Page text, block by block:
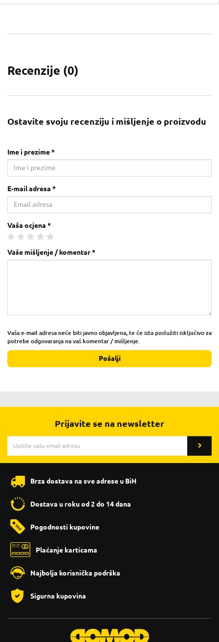
Recenzije (0)
Ostavite svoju recenziju i mišljenje o proizvodu
Ime i prezime *
E-mail adresa *
Vaša ocjena *
Vaše mišljenje / komentar *
Vaša e-mail adresa neće biti javno objavljena, te će ista poslužiti isključivo za
potrebe odgovaranja na vaš komentar / mišljenje.
Pošalji
Prijavite se na newsletter
Brza dostava na sve adrese u BiH
Dostava u roku od 2 do 14 dana
Pogodnosti kupovine
Plaćanje karticama
Najbolja korisnička podrška
Sigurna kupovina